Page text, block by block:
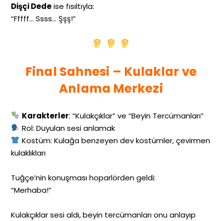
Dişçi Dedeise fısıltıyla:
“Fffff… Ssss… Şşş!”
Final Sahnesi – Kulaklar ve
Anlama Merkezi
Karakterler: “Kulakçıklar” ve “Beyin Tercümanları”
Rol: Duyulan sesi anlamak
Kostüm: Kulağa benzeyen dev kostümler, çevirmen
kulaklıkları
Tuğçe’nin konuşması hoparlörden geldi:
“Merhaba!”
Kulakçıklar sesi aldı, beyin tercümanları onu anlayıp